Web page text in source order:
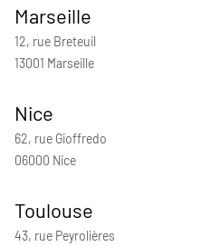
Marseille
12, rue Breteuil
13001 Marseille
Nice
62, rue Gioffredo
06000 Nice
Toulouse
43, rue Peyrolières